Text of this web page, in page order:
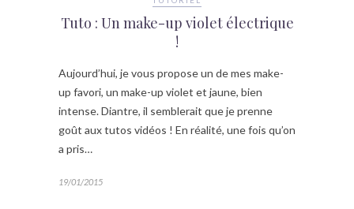
Tuto : Un make-up violet électrique
!
Aujourd’hui, je vous propose un de mes make-
up favori, un make-up violet et jaune, bien
intense. Diantre, il semblerait que je prenne
goût aux tutos vidéos ! En réalité, une fois qu’on
a pris…
19/01/2015